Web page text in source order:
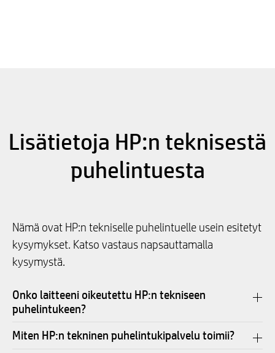
Lisätietoja HP:n teknisestä
puhelintuesta
Nämä ovat HP:n tekniselle puhelintuelle usein esitetyt
kysymykset. Katso vastaus napsauttamalla
kysymystä.
Onko laitteeni oikeutettu HP:n tekniseen
puhelintukeen?
Miten HP:n tekninen puhelintukipalvelu toimii?